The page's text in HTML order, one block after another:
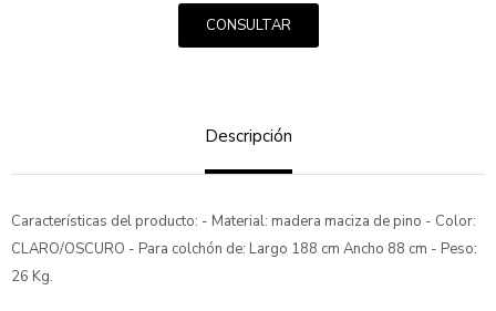
CONSULTAR
Descripción
Características del producto: - Material: madera maciza de pino - Color:
CLARO/OSCURO - Para colchón de: Largo 188 cm Ancho 88 cm - Peso:
26 Kg.